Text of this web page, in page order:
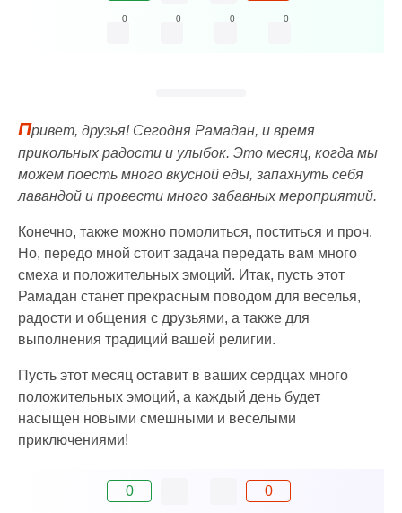
0 0 0 0
Привет, друзья! Сегодня Рамадан, и время
прикольных радости и улыбок. Это месяц, когда мы
можем поесть много вкусной еды, запахнуть себя
лавандой и провести много забавных мероприятий.
Конечно, также можно помолиться, поститься и проч.
Но, передо мной стоит задача передать вам много
смеха и положительных эмоций. Итак, пусть этот
Рамадан станет прекрасным поводом для веселья,
радости и общения с друзьями, а также для
выполнения традиций вашей религии.
Пусть этот месяц оставит в ваших сердцах много
положительных эмоций, а каждый день будет
насыщен новыми смешными и веселыми
приключениями!
0 0